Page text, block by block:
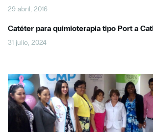
29 abril, 2016
Catéter para quimioterapia tipo Port a
31 julio, 2024